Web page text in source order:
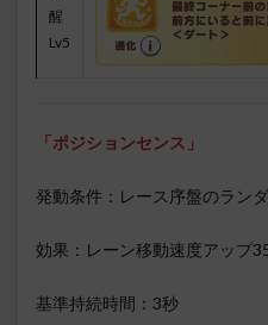
醒
Lv5
「ポジションセンス」
発動条件：レース序盤のラン
効果：レーン移動速度アップ
基準持続時間：3秒